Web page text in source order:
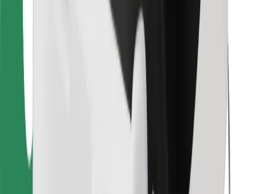
Ogólne Warunki
Zamów przejazd w kilka minut!
Pobierz aplikację Bolt
Znajdź swoje ulubione jedzenie!